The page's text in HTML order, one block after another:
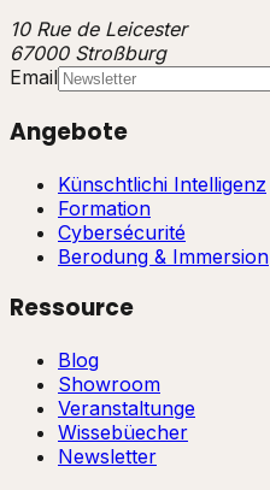
10 Rue de Leicester
67000 Stroßburg
Email
Angebote
Künschtlichi Intelligenz
Formation
Cybersécurité
Berodung & Immersion
Ressource
Blog
Showroom
Veranstaltunge
Wissebüecher
Newsletter